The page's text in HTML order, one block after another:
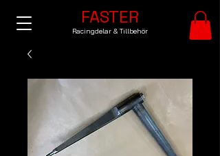
FASTER
Racingdelar & Tillbehör